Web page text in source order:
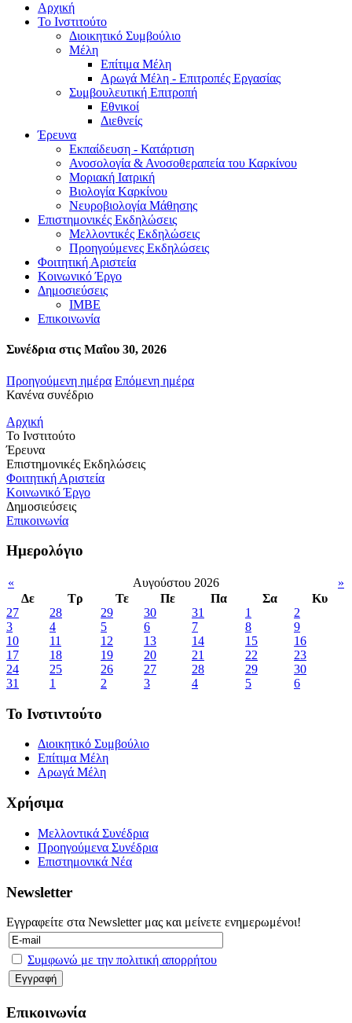
Αρχική
Το Ινστιτούτο
Διοικητικό Συμβούλιο
Μέλη
Επίτιμα Μέλη
Αρωγά Μέλη - Επιτροπές Εργασίας
Συμβουλευτική Επιτροπή
Εθνικοί
Διεθνείς
Έρευνα
Εκπαίδευση - Κατάρτιση
Ανοσολογία & Ανοσοθεραπεία του Καρκίνου
Μοριακή Ιατρική
Βιολογία Kαρκίνου
Νευροβιολογία Μάθησης
Επιστημονικές Εκδηλώσεις
Μελλοντικές Εκδηλώσεις
Προηγούμενες Εκδηλώσεις
Φοιτητική Αριστεία
Κοινωνικό Έργο
Δημοσιεύσεις
ΙΜΒΕ
Επικοινωνία
Συνέδρια στις Μαΐου 30, 2026
Προηγούμενη ημέρα Επόμενη ημέρα
Κανένα συνέδριο
Αρχική
Το Ινστιτούτο
Έρευνα
Επιστημονικές Εκδηλώσεις
Φοιτητική Αριστεία
Κοινωνικό Έργο
Δημοσιεύσεις
Επικοινωνία
Ημερολόγιο
« Αυγούστου 2026
»
Δε
Τρ Τε Πε Πα Σα
Κυ
27
28 29 30 31 1
2
3
4 5 6 7 8
9
10
11 12 13 14 15
16
17
18 19 20 21 22
23
24
25 26 27 28 29
30
31
1 2 3 4 5 6
Το Ινστιντούτο
Διοικητικό Συμβούλιο
Επίτιμα Μέλη
Αρωγά Μέλη
Χρήσιμα
Μελλοντικά Συνέδρια
Προηγούμενα Συνέδρια
Επιστημονικά Νέα
Newsletter
Εγγραφείτε στα Newsletter μας και μείνετε ενημερωμένοι!
Συμφωνώ με την πολιτική απορρήτου
Επικοινωνία